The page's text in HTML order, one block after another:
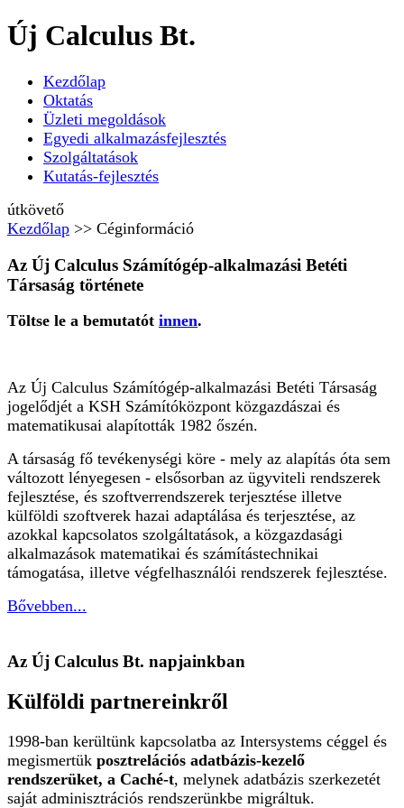
Új Calculus Bt.
Kezdőlap
Oktatás
Üzleti megoldások
Egyedi alkalmazásfejlesztés
Szolgáltatások
Kutatás-fejlesztés
útkövető
Kezdőlap >> Céginformáció
Az Új Calculus Számítógép-alkalmazási Betéti
Társaság története
Töltse le a bemutatót innen.
Az Új Calculus Számítógép-alkalmazási Betéti Társaság
jogelődjét a KSH Számítóközpont közgazdászai és
matematikusai alapították 1982 őszén.
A társaság fő tevékenységi köre - mely az alapítás óta sem
változott lényegesen - elsősorban az ügyviteli rendszerek
fejlesztése, és szoftverrendszerek terjesztése illetve
külföldi szoftverek hazai adaptálása és terjesztése, az
azokkal kapcsolatos szolgáltatások, a közgazdasági
alkalmazások matematikai és számítástechnikai
támogatása, illetve végfelhasználói rendszerek fejlesztése.
Bővebben...
Az Új Calculus Bt. napjainkban
Külföldi partnereinkről
1998-ban kerültünk kapcsolatba az Intersystems céggel és
megismertük posztrelációs adatbázis-kezelő
rendszerüket, a Caché-t, melynek adatbázis szerkezetét
saját adminisztrációs rendszerünkbe migráltuk.